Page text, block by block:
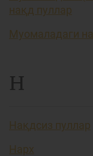
нақд пуллар
Муомаладаги
Н
Нақдсиз пуллар
Нарх